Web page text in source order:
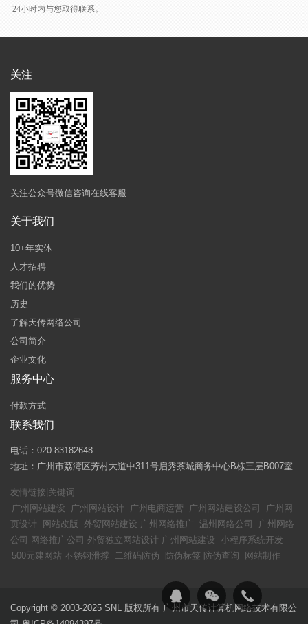
24小时内与您取得联系。
关注
关注公众号微信咨询在线客服
关于我们
10+年实体
人才招聘
我们的优势
历史
了解天传网络公司
公司简介
企业文化
服务中心
付款方式
联系我们
电话：020-83182648
地址：广州市荔湾区芳村大道中311号启秀茶城商务中心B栋三层B007室
友情链接|关键词
广州网站建设
广州网站设计 广州电商运营 广州网站建设公司
广州网
页设计
网站改版 外贸网站建设 广州网络推广 温州网络公司
广州网络
公司 网络推广公司 外贸独立网站设计 广州网站建设 小程序系统开发
500元建网站 不锈钢滑撑 二维码防伪 防伪标签 防伪查询 网站制作
Copyright © 2003-2025 SNL 版权所有 广州市天传计算机网络技术有限公